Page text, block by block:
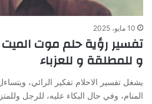
10 مايو، 2025
تفسير رؤية حلم موت الميت
و للمطلقة و للعزباء
يشغل تفسير الاحلام تفكير الرائي،
المنام، وفي حال البكاء عليه، للرجل